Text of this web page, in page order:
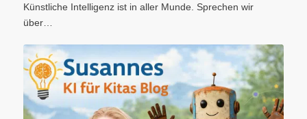
Künstliche Intelligenz ist in aller Munde. Sprechen wir
über…